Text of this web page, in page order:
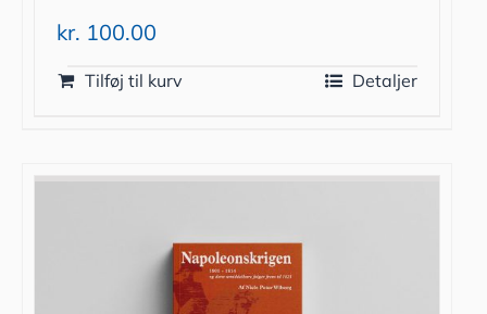
kr. 100.00
Tilføj til kurv Detaljer